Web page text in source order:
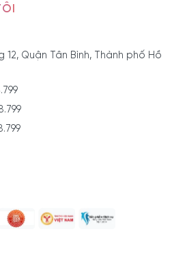
12, Quận Tân Bình, Thành phố Hồ